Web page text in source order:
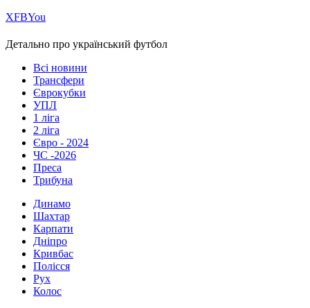
ХFBYou
Детально про український футбол
Всі новини
Трансфери
Єврокубки
УПЛ
1 ліга
2 ліга
Євро - 2024
ЧС -2026
Преса
Трибуна
Динамо
Шахтар
Карпати
Дніпро
Кривбас
Полісся
Рух
Колос